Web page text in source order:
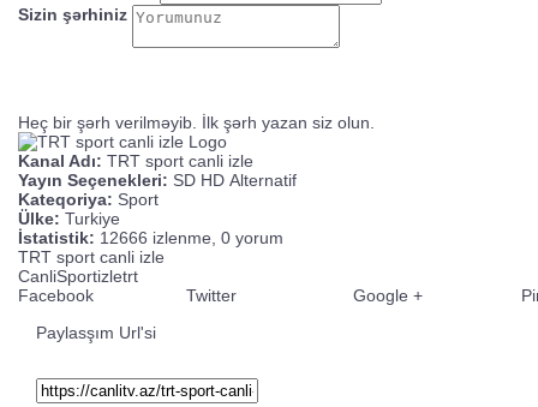
Sizin şərhiniz
Heç bir şərh verilməyib. İlk şərh yazan siz olun.
Kanal Adı: TRT sport canli izle
Yayın Seçenekleri: SD HD Alternatif
Kateqoriya: Sport
Ülke: Turkiye
İstatistik: 12666 izlenme, 0 yorum
TRT sport canli izle
CanliSportizletrt
Facebook
Twitter Google +
Paylasşım Url'si